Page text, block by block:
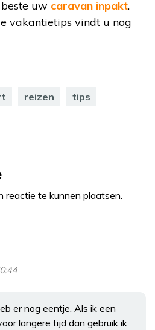
uw caravan inpakt.
vakantietips vindt u nog
reizen tips
reactie te kunnen plaatsen.
er nog eentje. Als ik een
langere tijd dan gebruik ik